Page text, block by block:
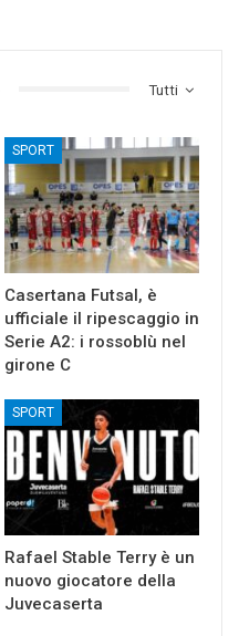
Tutti
SPORT
Casertana Futsal, è
ufficiale il ripescaggio in
Serie A2: i rossoblù nel
girone C
SPORT
Rafael Stable Terry è un
nuovo giocatore della
Juvecaserta